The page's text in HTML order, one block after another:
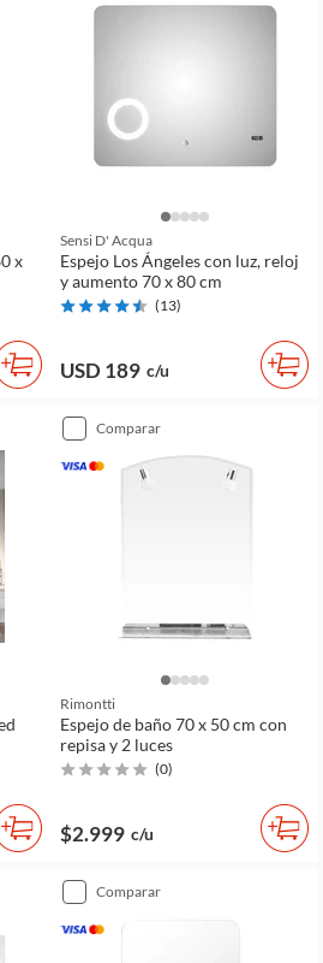
x
Sensi D' Acqua
Espejo Los Ángeles con luz, reloj
y aumento 70 x 80 cm
(13)
USD 189 c/u
comparar
Rimontti
Espejo de baño 70 x 50 cm con
repisa y 2 luces
(0)
$2.999 c/u
comparar